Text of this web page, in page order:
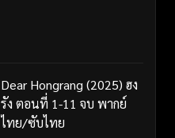
Dear Hongrang (2025) ฮง
รัง ตอนที่ 1-11 จบ พากย์
ไทย/ซับไทย